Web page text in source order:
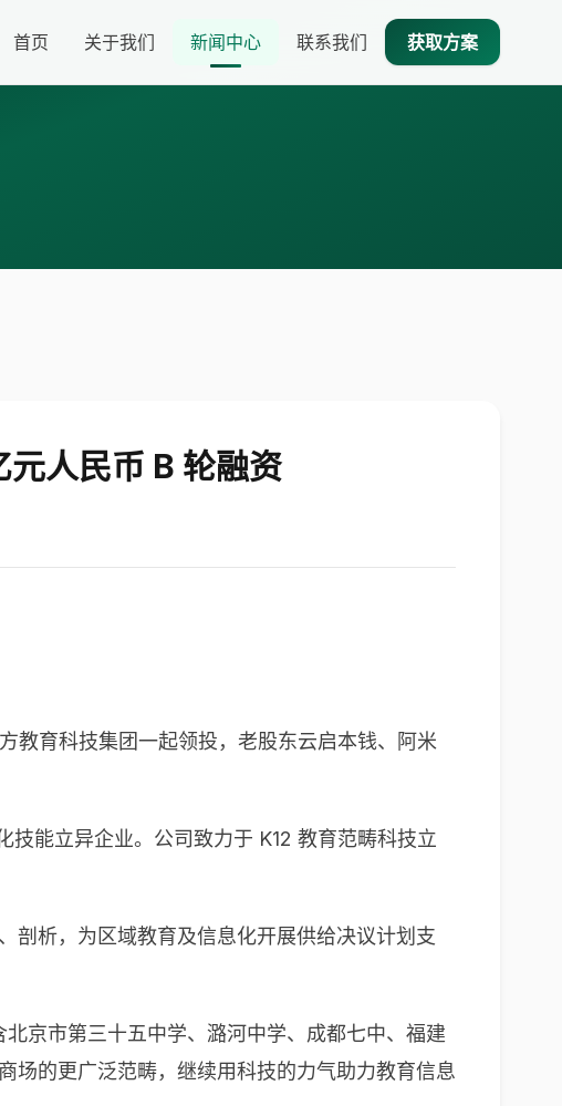
首页 关于我们 新闻中心 联系我们 获取方案
人民币 B 轮融资
教育科技集团一起领投，老股东云启本钱、阿米
能立异企业。公司致力于 K12 教育范畴科技立
剖析，为区域教育及信息化开展供给决议计划支
京市第三十五中学、潞河中学、成都七中、福建
场的更广泛范畴，继续用科技的力气助力教育信息